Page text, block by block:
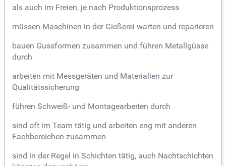
als auch im Freien, je nach Produktionsprozess
müssen Maschinen in der Gießerei warten und reparieren
bauen Gussformen zusammen und führen Metallgüsse
durch
arbeiten mit Messgeräten und Materialien zur
Qualitätssicherung
führen Schweiß- und Montagearbeiten durch
sind oft im Team tätig und arbeiten eng mit anderen
Fachbereichen zusammen
sind in der Regel in Schichten tätig, auch Nachtschichten